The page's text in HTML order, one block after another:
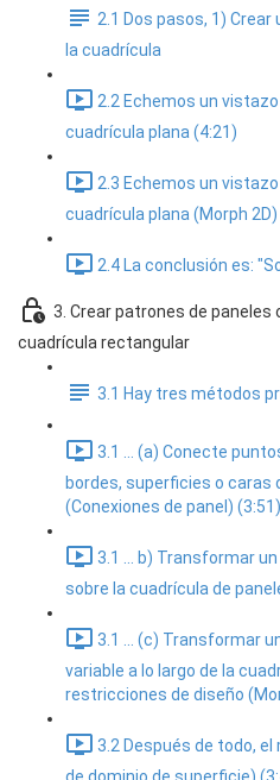
2.1 Dos pasos, 1)
la cuadrícula
2.2 Echemos un
cuadrícula plana (4:21)
2.3 Echemos un
cuadrícula plana (Morph 2D)
2.4 La conclusión es:
3. Crear patrones de paneles
cuadrícula rectangular
3.1 Hay tres métodos
3.1 ... (a) Conecte
bordes, superficies o caras
(Conexiones de panel) (3:51)
3.1 ... b) Transformar
sobre la cuadrícula de
3.1 ... (c) Transformar
variable a lo largo de la
restricciones de diseño
3.2 Después de todo, el